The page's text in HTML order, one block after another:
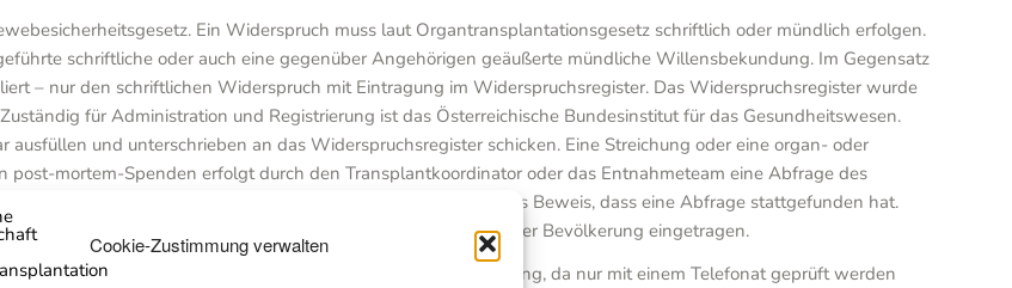
Cookie-Zustimmung verwalten
Ein Widerspruch muss laut Organtransplantationsgesetz schriftlich oder mündlich erfolgen.
schriftliche oder auch eine gegenüber Angehörigen geäußerte mündliche Willensbekundung. Im Gegensatz
– nur den schriftlichen Widerspruch mit Eintragung im Widerspruchsregister. Das Widerspruchsregister wurde
für Administration und Registrierung ist das Österreichische Bundesinstitut für das Gesundheitswesen.
ausfüllen und unterschrieben an das Widerspruchsregister schicken. Eine Streichung oder eine organ- oder
post-mortem-Spenden erfolgt durch den Transplantkoordinator oder das Entnahmeteam eine Abfrage des
Diese ist in der Spenderakte zu dokumentieren und gilt als Beweis, dass eine Abfrage stattgefunden hat.
sind nur 36.625 Menschen, also etwa 0,42 Prozent der Bevölkerung eingetragen.
Spenderpool. Der Zeitaufwand für die Spendenaquise ist gering, da nur mit einem Telefonat geprüft werden